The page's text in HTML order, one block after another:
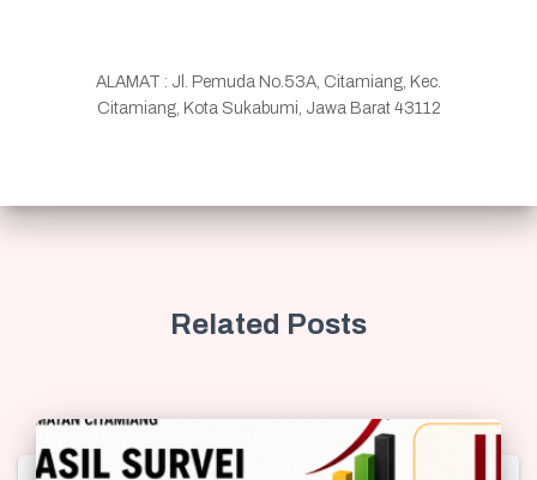
ALAMAT : Jl. Pemuda No.53A, Citamiang, Kec.
Citamiang, Kota Sukabumi, Jawa Barat 43112
Related Posts